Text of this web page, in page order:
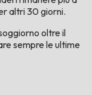
altri 30 giorni.
oltre il
sempre le ultime